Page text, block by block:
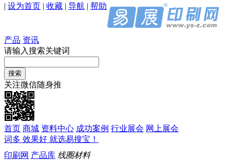
| 设为首页 | 收藏 | 导航 | 帮助
产品 资讯
请输入搜索关键词
关注微信随身推
首页 商城 资料中心 成功案例 行业展会 网上展会
词多 效果好 就选易搜宝！
印刷网 产品库 线圈材料